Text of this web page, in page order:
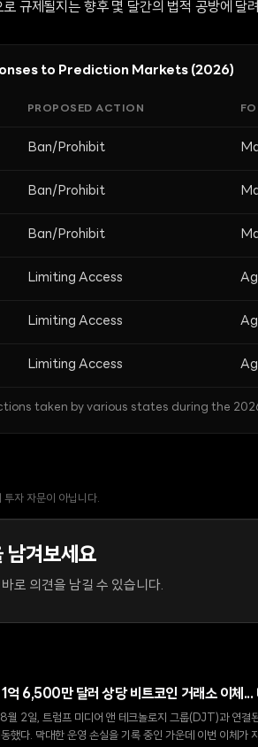
규제될지는 향후 몇 달간의 법적 공방에 달
to Prediction Markets (2026)
PROPOSED ACTION
Ban/Prohibit
Ban/Prohibit
Ban/Prohibit
Limiting Access
Limiting Access
Limiting Access
taken by various states during the
투자 자문이 아닙니다.
남겨보세요
로 의견을 남길 수 있습니다.
억 6,500만 달러 상당 비트코인 거래소 이체...
2일, 트럼프 미디어 앤 테크놀로지 그룹(DJT)과 연결
했다. 막대한 운영 손실을 기록 중인 가운데 이번 이체가